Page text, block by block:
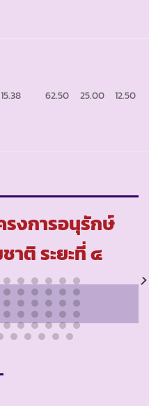
15.38 62.50 25.00 12.50
รงการอนุรักษ์
าติ ระยะที่ ๔